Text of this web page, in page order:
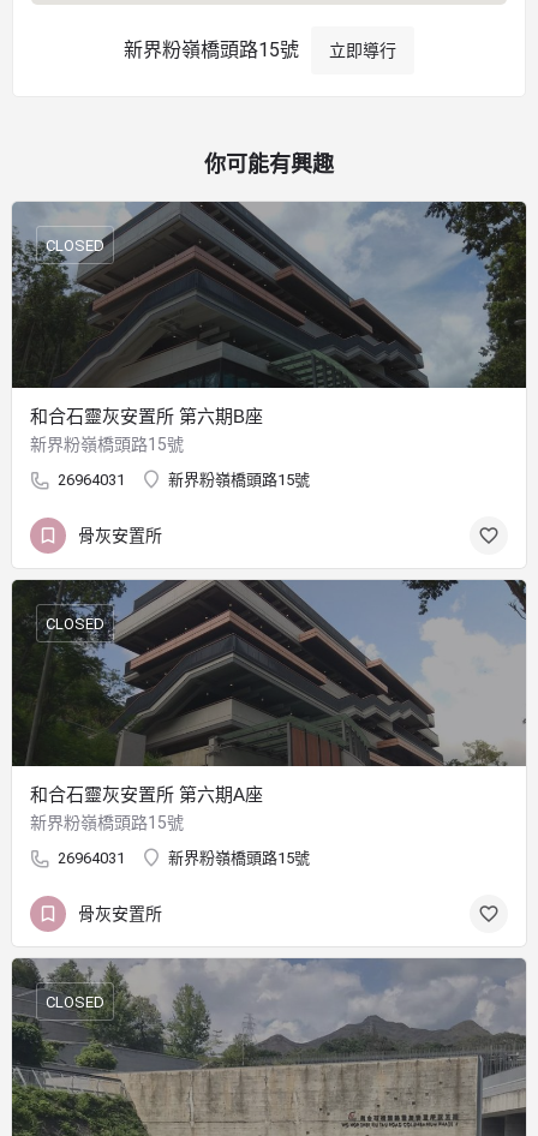
新界粉嶺橋頭路15號 立即導行
你可能有興趣
和合石靈灰安置所 第六期B座
新界粉嶺橋頭路15號
26964031 新界粉嶺橋頭路15號
CLOSED
骨灰安置所
和合石靈灰安置所 第六期A座
新界粉嶺橋頭路15號
26964031 新界粉嶺橋頭路15號
CLOSED
骨灰安置所
CLOSED